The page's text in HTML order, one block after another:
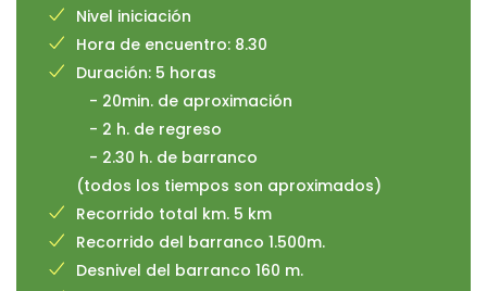
Nivel iniciación
Hora de encuentro: 8.30
Duración: 5 horas
- 20min. de aproximación
- 2 h. de regreso
- 2.30 h. de barranco
(todos los tiempos son aproximados)
Recorrido total km. 5 km
Recorrido del barranco 1.500m.
Desnivel del barranco 160 m.